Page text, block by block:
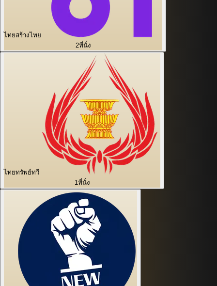
ไทยสร้างไทย
2ที่นั่ง
ไทยทรัพย์ทวี
1ที่นั่ง